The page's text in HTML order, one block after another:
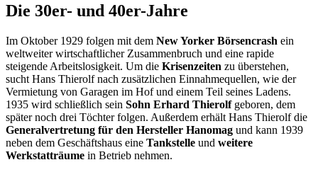
Die 30er- und 40er-Jahre
Im Oktober 1929 folgen mit dem New Yorker Börsencrash ein
weltweiter wirtschaftlicher Zusammenbruch und eine rapide
steigende Arbeitslosigkeit. Um die Krisenzeiten zu überstehen,
sucht Hans Thierolf nach zusätzlichen Einnahmequellen, wie der
Vermietung von Garagen im Hof und einem Teil seines Ladens.
1935 wird schließlich sein Sohn Erhard Thierolfgeboren, dem
später noch drei Töchter folgen. Außerdem erhält Hans Thierolf die
Generalvertretung für den Hersteller Hanomag und kann 1939
neben dem Geschäftshaus eine Tankstelle und weitere
Werkstatträume in Betrieb nehmen.